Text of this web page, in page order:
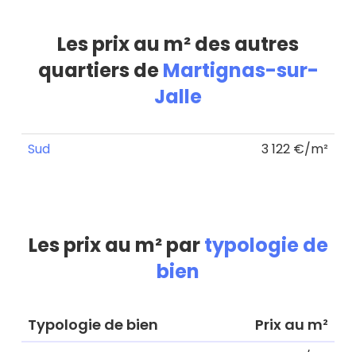
Les prix au m² des autres
quartiers deMartignas-sur-
Jalle
Sud 3 122 €/m²
Les prix au m² partypologie de
bien
Typologie de bien Prix au m²